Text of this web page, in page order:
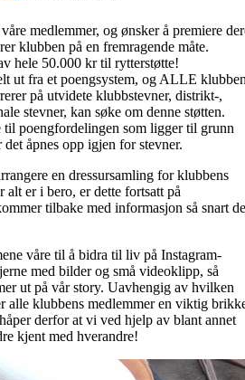
medlemmer, og ønsker å premiere
klubben på en fremragende måte.
hele 50.000 kr til rytterstøtte!
ut fra et poengsystem, og ALLE
på utvidete klubbstevner, distrikt-,
stevner, kan søke om denne støtten.
poengfordelingen som ligger til grunn
åpnes opp igjen for stevner.
en dressursamling for klubbens
alt er i bero, er dette fortsatt på
tilbake med informasjon så snart
våre til å bidra til liv på Instagram-
med bilder og små videoklipp, så
ut på vår story. Uavhengig av hvilken
alle klubbens medlemmer en viktig
derfor at vi ved hjelp av blant annet
kjent med hverandre!